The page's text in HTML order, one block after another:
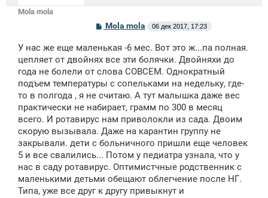
Mola mola
С
о
б
щ
н
и
Mola mola 06 дек 2017, 17:23
У нас же еще маленькая -6 мес. Вот это ж...па полная.
цепляет от двойнях все эти болячки. Двойняхи до
года не болели от слова СОВСЕМ. Однократный
подъем температуры с сопельками на недельку, где-
то в полгода , я не считаю. А тут малышка даже вес
практически не набирает, грамм по 300 в месяц
всего. И ротавирус нам приволокли из сада. Двоим
скорую вызывала. Даже на карантин группу не
закрывали. дети с больничного пришли еще человек
5 и все свалились... Потом у педиатра узнала, что у
нас в саду ротавирус. Оптимистчные родственник с
маленькими детьми обещают облегчение после НГ.
Типа, уже все друг к другу привыкнут и